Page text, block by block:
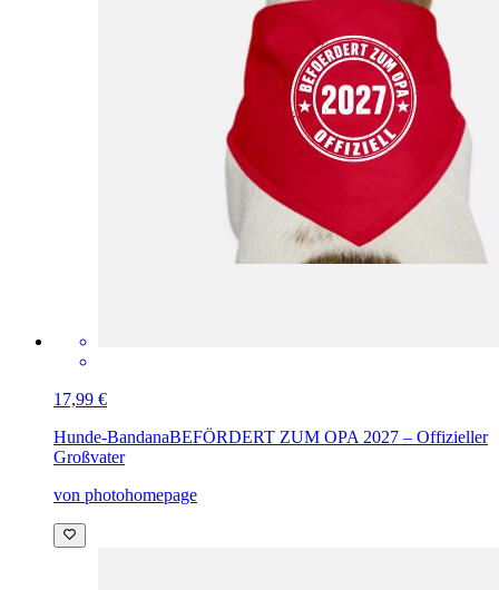
17,99 €
Hunde-BandanaBEFÖRDERT ZUM OPA 2027 – Offizieller
Großvater
von photohomepage